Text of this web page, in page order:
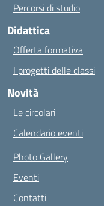
Percorsi di studio
Didattica
Offerta formativa
I progetti delle classi
Novità
Le circolari
Calendario eventi
Photo Gallery
Eventi
Contatti